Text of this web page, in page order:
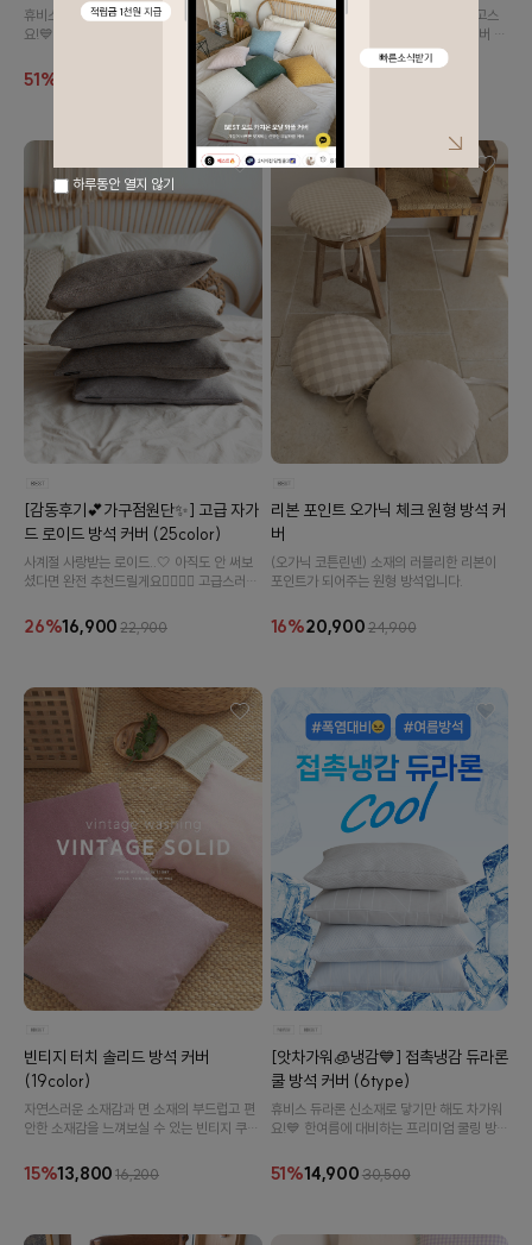
있어요
휴비스 듀라론 신소재로 닿기만 해도 차가워
요!💙 한여름에 대비하는 프리미엄 쿨링 방석
51%
이국적이고 감각적인 핸드블록 감성을 고스
란히 담은 핸드블록st 디지털 프린트 커버 입
니다.
5%13,700
[감동후기💕가구점원단✨] 고급 자가
드 로이드 방석 커버 (25color)
사계절 사랑받는 로이드..🤍 아직도 안 써보
셨다면 완전 추천드릴게요👉🏻👈🏻 고급스러운
26%16,900 22,900
리본 포인트 오가닉 체크 원형 방석 커
버
(오가닉 코튼린넨) 소재의 러블리한 리본이
포인트가 되어주는 원형 방석입니다.
16%20,900 24,900
빈티지 터치 솔리드 방석 커버
(19color)
자연스러운 소재감과 면 소재의 부드럽고 편
안한 소재감을 느껴보실 수 있는 빈티지 쿠션
15%13,800 16,200
[앗차가워🧊냉감💙] 접촉냉감 듀라론
쿨 방석 커버 (6type)
휴비스 듀라론 신소재로 닿기만 해도 차가워
요!💙 한여름에 대비하는 프리미엄 쿨링 방석
51%14,900 30,500
하루동안 열지 않기